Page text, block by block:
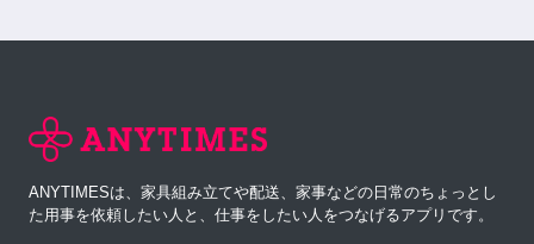
ANYTIMESは、家具組み立てや配送、家事などの日常のちょっとし
た用事を依頼したい人と、仕事をしたい人をつなげるアプリです。